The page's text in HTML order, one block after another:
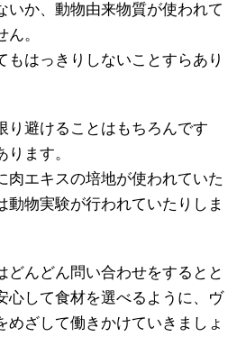
いか、動物由来物質が使われて
。
もはっきりしないことすらあり
り避けることはもちろんです
ます。
肉エキスの培地が使われていた
動物実験が行われていたりしま
どんどん問い合わせをするとと
心して食材を選べるように、ヴ
めざして働きかけていきましょ